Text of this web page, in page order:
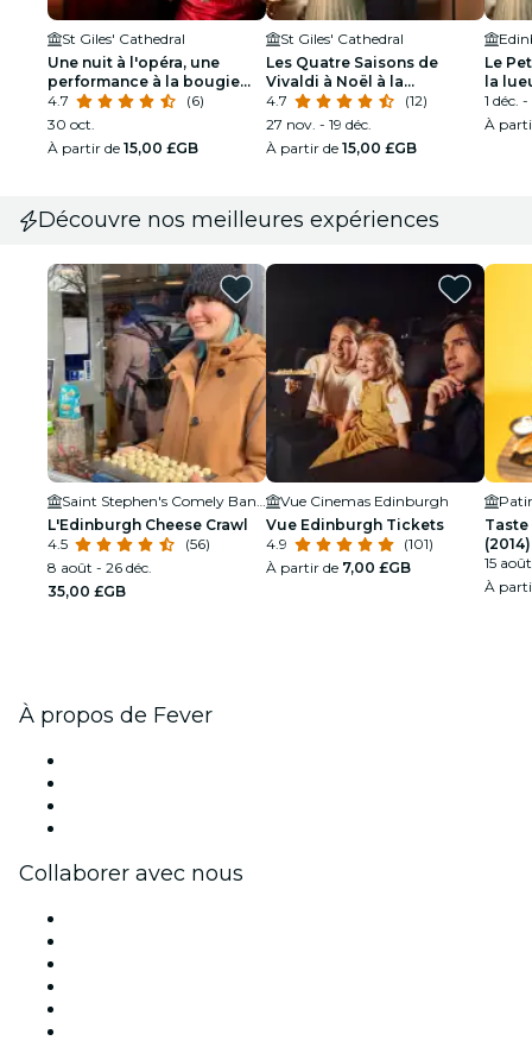
St Giles' Cathedral
Une nuit à l'opéra, une
performance à la bougie
(avec Nessun Dorma) à la
cathédrale de St Giles
4.7
(6)
30 oct.
À partir de 15,00 £GB
St Giles' Cathedral
Les Quatre Saisons de
Vivaldi à Noël à la
cathédrale de St Giles
4.7
(12)
27 nov. - 19 déc.
À partir de 15,00 £GB
Le
la
1 déc.
À
Découvre nos meilleures expériences
Saint Stephen's Comely Bank Church
L'Edinburgh Cheese Crawl
4.5
(56)
8 août - 26 déc.
35,00 £GB
Vue Cinemas Edinburgh
Vue Edinburgh Tickets
4.9
(101)
À partir de 7,00 £GB
Taste
15 août
À
À propos de Fever
Collaborer avec nous